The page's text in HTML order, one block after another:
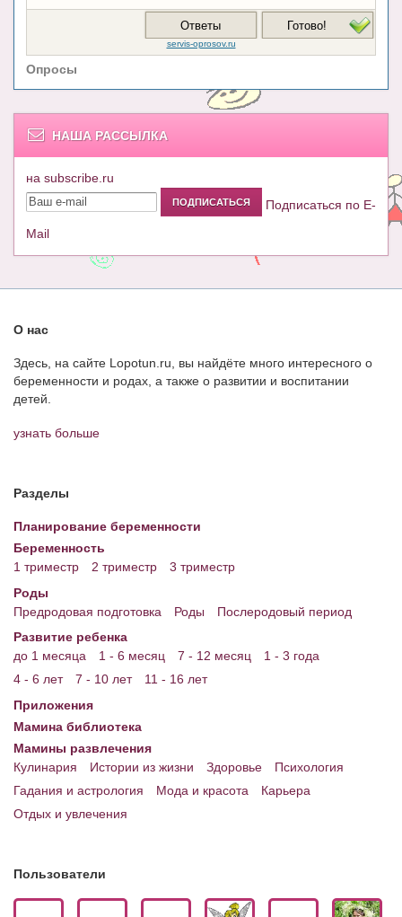
Опросы
НАША РАССЫЛКА
на subscribe.ru
Подписаться по E-
Mail
О нас
Здесь, на сайте Lopotun.ru, вы найдёте много интересного о
беременности и родах, а также о развитии и воспитании
детей.
узнать больше
Разделы
Планирование беременности
Беременность
1 триместр
2 триместр
3 триместр
Роды
Предродовая подготовка
Роды
Послеродовый период
Развитие ребенка
до 1 месяца
1 - 6 месяц 7 - 12 месяц
1 - 3 года
4 - 6 лет
7 - 10 лет
11 - 16 лет
Приложения
Мамина библиотека
Мамины развлечения
Кулинария
Истории из жизни Здоровье
Психология
Гадания и астрология
Мода и красота
Карьера
Отдых и увлечения
Пользователи